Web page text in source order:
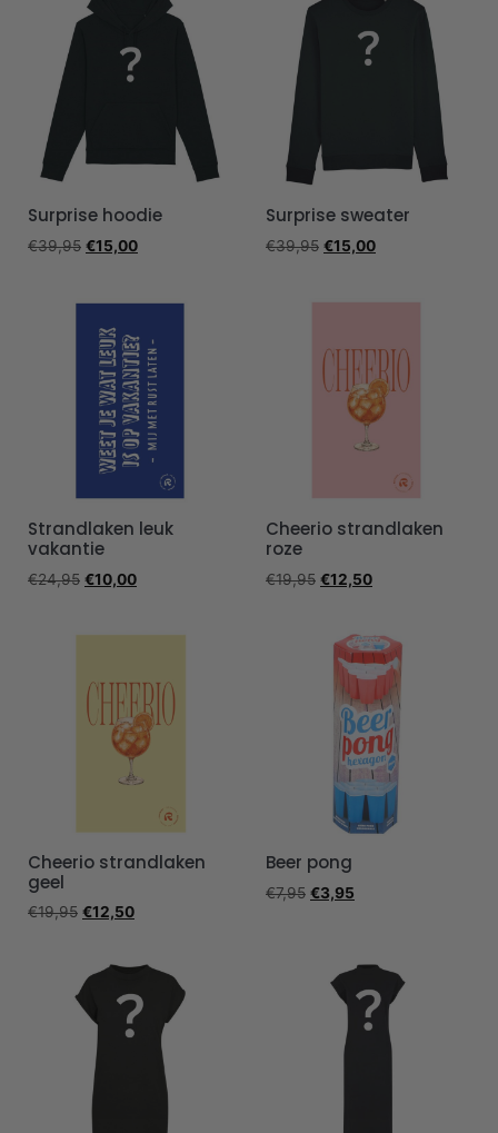
Surprise hoodie
€39,95 €15,00
Surprise sweater
€39,95 €15,00
Strandlaken leuk
vakantie
€24,95 €10,00
Cheerio strandlaken
roze
€19,95 €12,50
Cheerio strandlaken
geel
€19,95 €12,50
Beer pong
€7,95 €3,95